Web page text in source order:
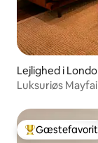
Lejlighed i
Luksuriøs
Bedste
Gæstefavorit